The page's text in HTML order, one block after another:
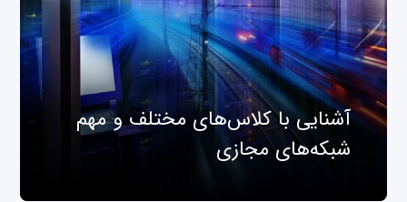
آشنایی با کلاس‌های مختلف و مهم
شبکه‌های مجازی